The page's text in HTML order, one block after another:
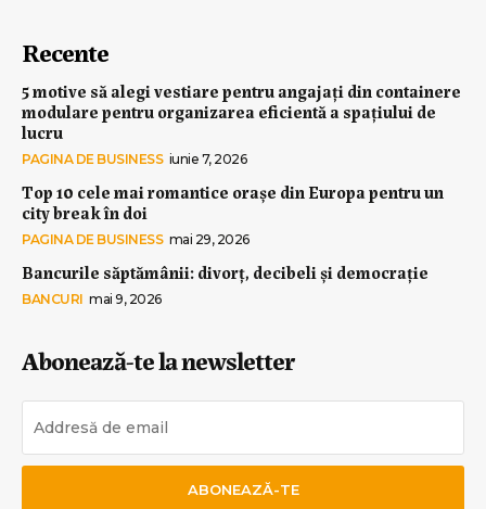
Recente
5 motive să alegi vestiare pentru angajați din containere
modulare pentru organizarea eficientă a spațiului de
lucru
PAGINA DE BUSINESS iunie 7, 2026
Top 10 cele mai romantice orașe din Europa pentru un
city break în doi
PAGINA DE BUSINESS mai 29, 2026
Bancurile săptămânii: divorț, decibeli și democrație
BANCURI mai 9, 2026
Abonează-te la newsletter
ABONEAZĂ-TE